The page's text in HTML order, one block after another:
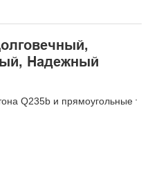
Надежный